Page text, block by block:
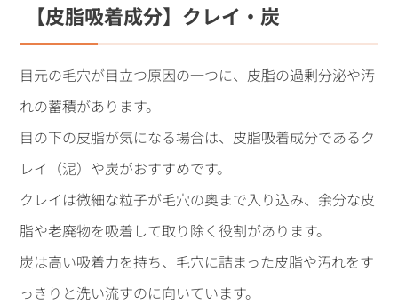
【皮脂吸着成分】クレイ・炭
目元の毛穴が目立つ原因の一つに、皮脂の過剰分泌や汚
れの蓄積があります。
目の下の皮脂が気になる場合は、皮脂吸着成分であるク
レイ（泥）や炭がおすすめです。
クレイは微細な粒子が毛穴の奥まで入り込み、余分な皮
脂や老廃物を吸着して取り除く役割があります。
炭は高い吸着力を持ち、毛穴に詰まった皮脂や汚れをす
っきりと洗い流すのに向いています。